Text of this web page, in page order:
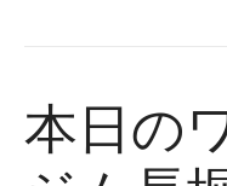
本日の